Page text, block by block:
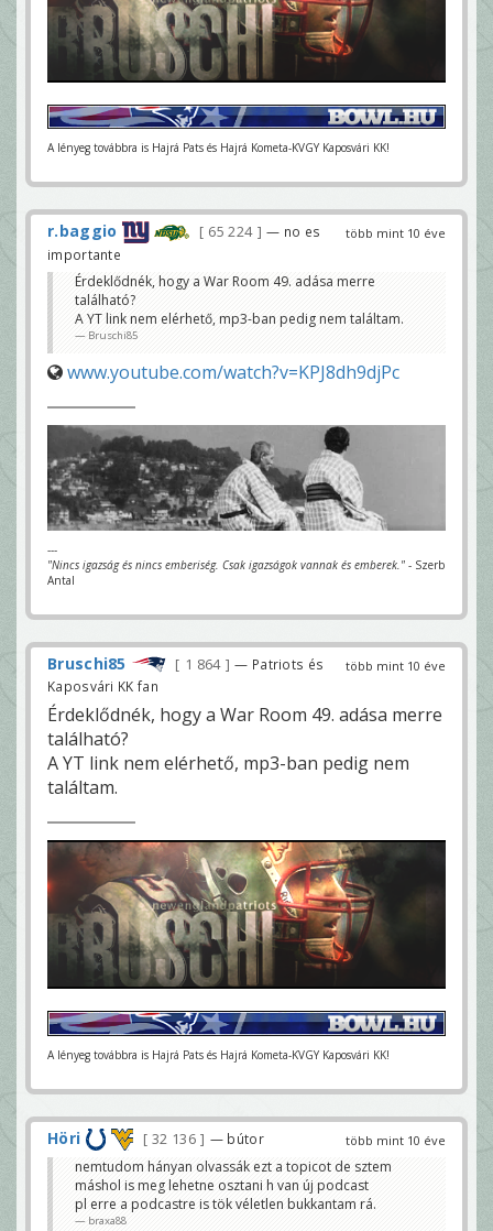
A lényeg továbbra is Hajrá Pats és Hajrá Kometa-KVGY Kaposvári KK!
több mint 10 éve
r.baggio 65 224
— no es
importante
Érdeklődnék, hogy a War Room 49. adása merre
található?
A YT link nem elérhető, mp3-ban pedig nem találtam.
Bruschi85
www.youtube.com/watch?v=KPJ8dh9djPc
---
"Nincs igazság és nincs emberiség. Csak igazságok vannak és emberek." - Szerb
Antal
több mint 10 éve
Bruschi85 1 864
— Patriots és
Kaposvári KK fan
Érdeklődnék, hogy a War Room 49. adása merre
található?
A YT link nem elérhető, mp3-ban pedig nem
találtam.
A lényeg továbbra is Hajrá Pats és Hajrá Kometa-KVGY Kaposvári KK!
több mint 10 éve
Höri 32 136 — bútor
nemtudom hányan olvassák ezt a topicot de sztem
máshol is meg lehetne osztani h van új podcast
pl erre a podcastre is tök véletlen bukkantam rá.
braxa88